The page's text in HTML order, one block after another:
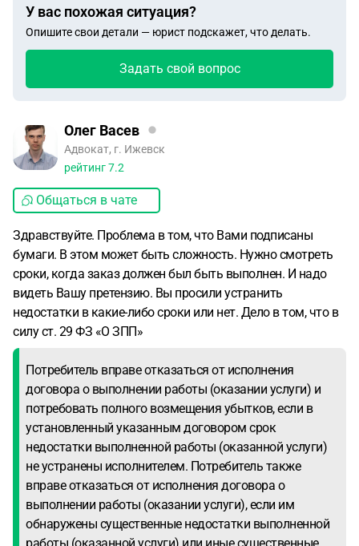
У вас похожая ситуация?
Опишите свои детали — юрист подскажет, что делать.
Задать свой вопрос
Олег Васев
Адвокат, г. Ижевск
рейтинг7.2
Общаться в чате
Здравствуйте. Проблема в том, что Вами подписаны
бумаги. В этом может быть сложность. Нужно смотреть
сроки, когда заказ должен был быть выполнен. И надо
видеть Вашу претензию. Вы просили устранить
недостатки в какие-либо сроки или нет. Дело в том, что в
силу ст. 29 ФЗ «О ЗПП»
Потребитель вправе отказаться от исполнения
договора о выполнении работы (оказании услуги) и
потребовать полного возмещения убытков, если в
установленный указанным договором срок
недостатки выполненной работы (оказанной услуги)
не устранены исполнителем. Потребитель также
вправе отказаться от исполнения договора о
выполнении работы (оказании услуги), если им
обнаружены существенные недостатки выполненной